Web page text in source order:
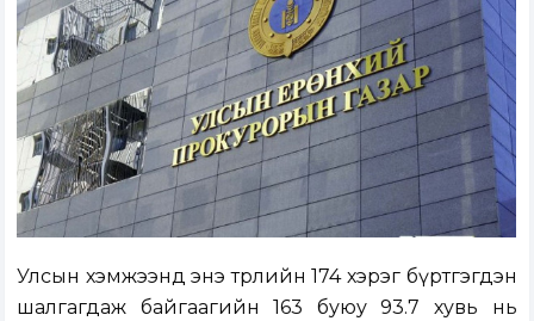
Улсын хэмжээнд энэ төрлийн 174 хэрэг бүртгэгдэн
шалгагдаж байгаагийн 163 буюу 93.7 хувь нь